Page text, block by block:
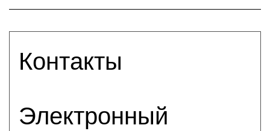
Контакты
Электронный